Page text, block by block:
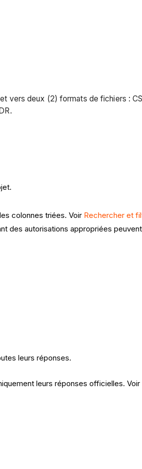
deux (2) formats de fichiers :
colonnes triées. Voir Rechercher et
des autorisations appropriées
leurs réponses.
leurs réponses officielles. Voir